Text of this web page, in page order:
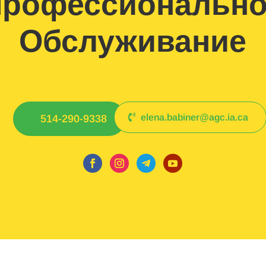
Обслуживание
514-290-9338 elena.babiner@agc.ia.ca